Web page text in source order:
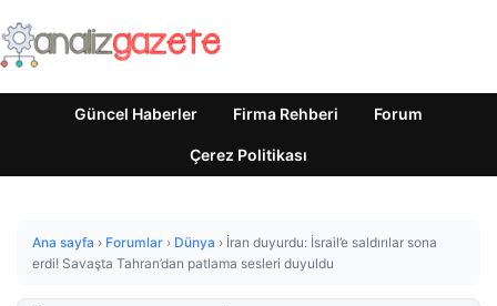
Güncel Haberler Firma Rehberi Forum
Çerez Politikası
Ana sayfa › Forumlar › Dünya › İran duyurdu: İsrail’e saldırılar sona
erdi! Savaşta Tahran’dan patlama sesleri duyuldu